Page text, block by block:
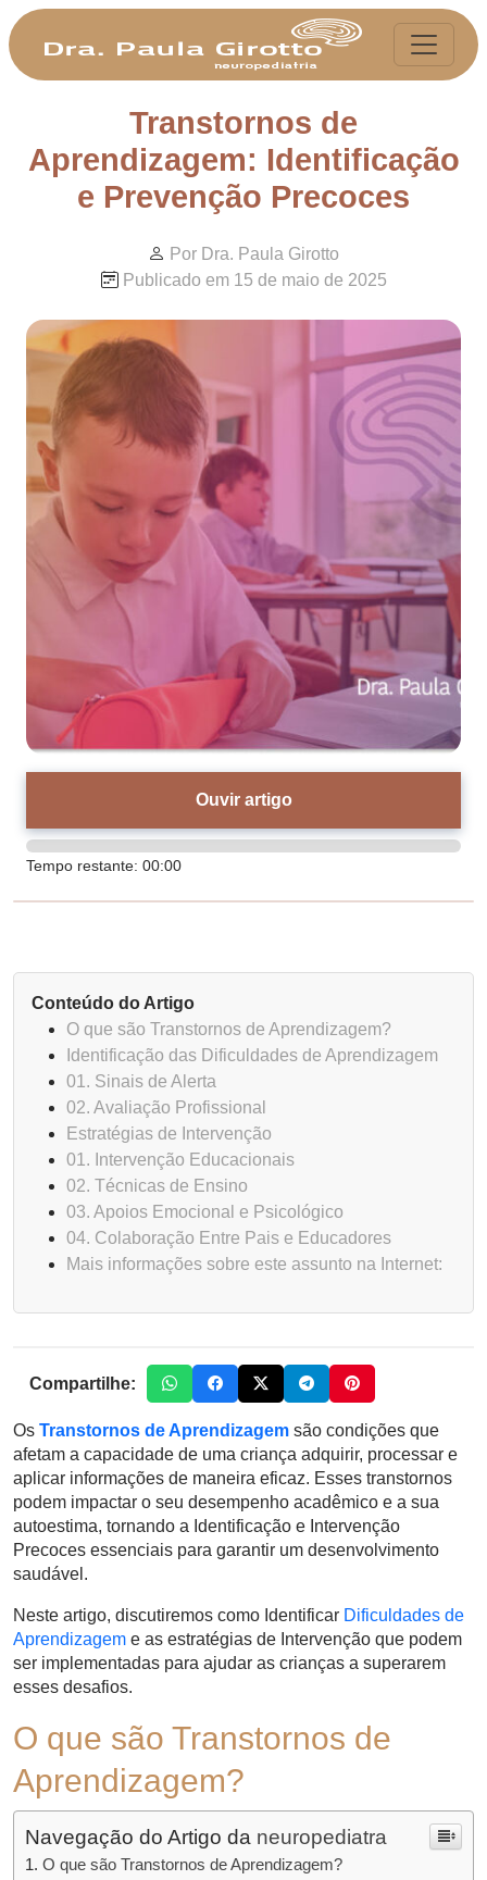
Transtornos de
Aprendizagem: Identificação
e Prevenção Precoces
Por Dra. Paula Girotto
Publicado em 15 de maio de 2025
Ouvir artigo
Tempo restante: 00:00
Conteúdo do Artigo
O que são Transtornos de Aprendizagem?
Identificação das Dificuldades de Aprendizagem
01. Sinais de Alerta
02. Avaliação Profissional
Estratégias de Intervenção
01. Intervenção Educacionais
02. Técnicas de Ensino
03. Apoios Emocional e Psicológico
04. Colaboração Entre Pais e Educadores
Mais informações sobre este assunto na Internet:
Compartilhe:
Os Transtornos de Aprendizagem são condições que
afetam a capacidade de uma criança adquirir, processar e
aplicar informações de maneira eficaz. Esses transtornos
podem impactar o seu desempenho acadêmico e a sua
autoestima, tornando a Identificação e Intervenção
Precoces essenciais para garantir um desenvolvimento
saudável.
Neste artigo, discutiremos como Identificar Dificuldades de
Aprendizagem e as estratégias de Intervenção que podem
ser implementadas para ajudar as crianças a superarem
esses desafios.
O que são Transtornos de
Aprendizagem?
Navegação do Artigo da neuropediatra
O que são Transtornos de Aprendizagem?